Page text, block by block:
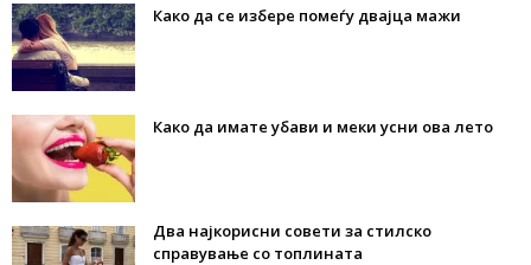
Како да се избере помеѓу двајца мажи
Како да имате убави и меки усни ова лето
Два најкорисни совети за стилско
справување со топлината